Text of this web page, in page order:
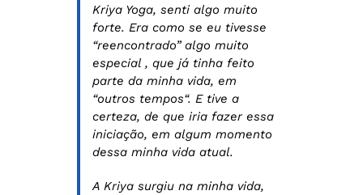
Kriya Yoga, senti algo muito
forte. Era como se eu tivesse
“reencontrado” algo muito
especial , que já tinha feito
parte da minha vida, em
“outros tempos“. E tive a
certeza, de que iria fazer essa
iniciação, em algum momento
dessa minha vida atual.
A Kriya surgiu na minha vida,